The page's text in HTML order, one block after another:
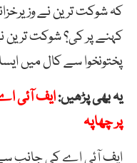
کہ شوکت ترین نے
کہنے پر کی؟ شوکت ترین
پختونخوا سے کال میں
یہ بھی پڑھیں:ایف آئی
پر چھاپہ
ایف آئی اے کی جانب سے